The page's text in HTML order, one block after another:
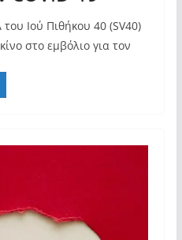
Ιού Πιθήκου 40 (SV40)
στο εμβόλιο για τον